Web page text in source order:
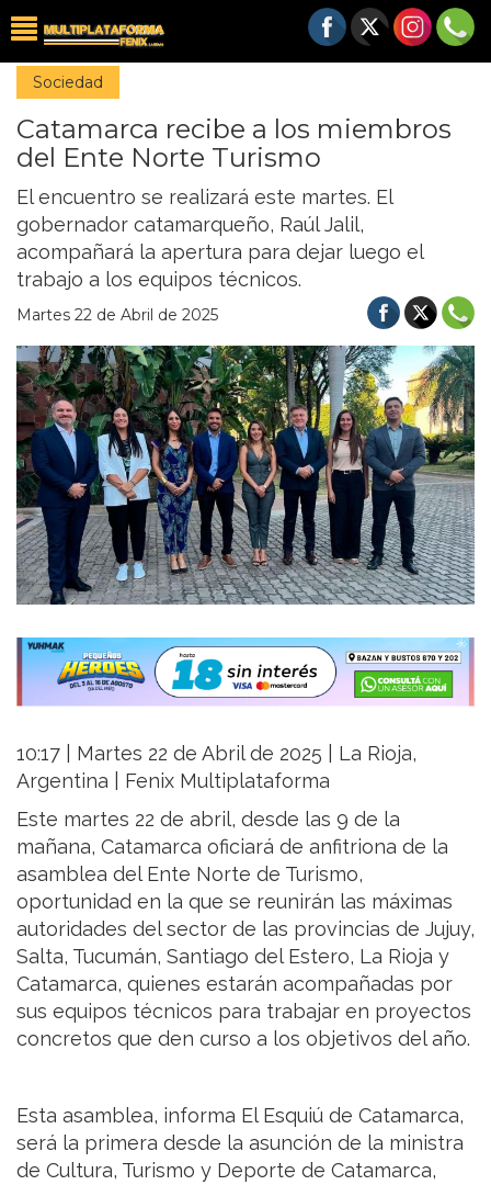
Sociedad
Catamarca recibe a los miembros
del Ente Norte Turismo
El encuentro se realizará este martes. El
gobernador catamarqueño, Raúl Jalil,
acompañará la apertura para dejar luego el
trabajo a los equipos técnicos.
Martes 22 de Abril de 2025
10:17 | Martes 22 de Abril de 2025 | La Rioja,
Argentina | Fenix Multiplataforma
Este martes 22 de abril, desde las 9 de la
mañana, Catamarca oficiará de anfitriona de la
asamblea del Ente Norte de Turismo,
oportunidad en la que se reunirán las máximas
autoridades del sector de las provincias de Jujuy,
Salta, Tucumán, Santiago del Estero, La Rioja y
Catamarca, quienes estarán acompañadas por
sus equipos técnicos para trabajar en proyectos
concretos que den curso a los objetivos del año.
Esta asamblea, informa El Esquiú de Catamarca,
será la primera desde la asunción de la ministra
de Cultura, Turismo y Deporte de Catamarca,